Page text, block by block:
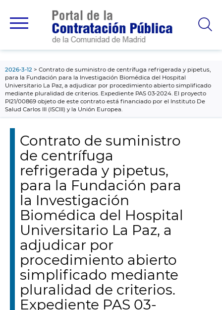
principal
2026-3-12
Contrato de suministro de centrífuga refrigerada y pipetus,
para la Fundación para la Investigación Biomédica del Hospital
Universitario La Paz, a adjudicar por procedimiento abierto simplificado
mediante pluralidad de criterios. Expediente PAS 03-2024. El proyecto
PI21/00869 objeto de este contrato está financiado por el Instituto De
Salud Carlos III (ISCIII) y la Unión Europea.
Contrato de suministro
de centrífuga
refrigerada y pipetus,
para la Fundación para
la Investigación
Biomédica del Hospital
Universitario La Paz, a
adjudicar por
procedimiento abierto
simplificado mediante
pluralidad de criterios.
Expediente PAS 03-